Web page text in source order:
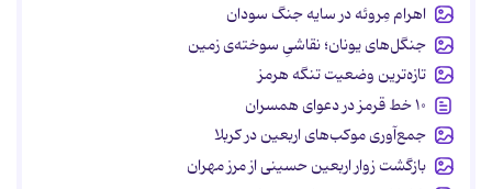
اهرام مِروئه در سایه جنگ سودان
جنگل‌های یونان؛ نقاشیِ سوخته‌ی زمین
تازه‌ترین وضعیت تنگه هرمز
۱۰ خط قرمز در دعوای همسران
جمع‌آوری موکب‌های اربعین در کربلا
بازگشت زوار اربعین حسینی از مرز مهران